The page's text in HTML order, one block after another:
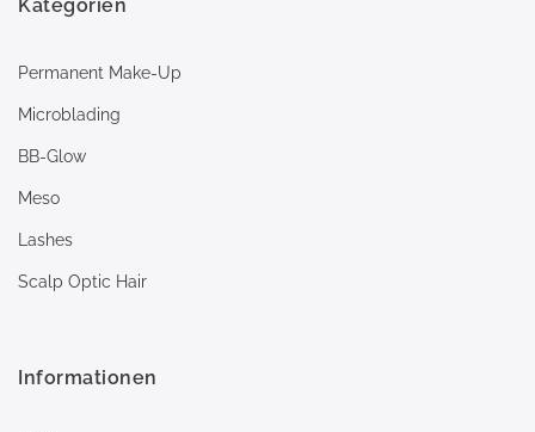
Kategorien
Permanent Make-Up
Microblading
BB-Glow
Meso
Lashes
Scalp Optic Hair
Informationen